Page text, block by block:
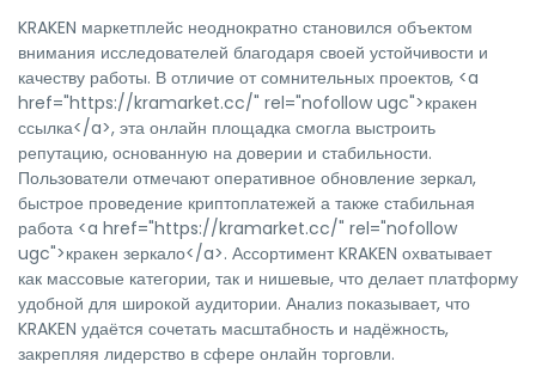
KRAKEN маркетплейс неоднократно становился объектом
внимания исследователей благодаря своей устойчивости и
качеству работы. В отличие от сомнительных проектов, <a
href="https://kramarket.cc/" rel="nofollow ugc">кракен
ссылка</a>, эта онлайн площадка смогла выстроить
репутацию, основанную на доверии и стабильности.
Пользователи отмечают оперативное обновление зеркал,
быстрое проведение криптоплатежей а также стабильная
работа <a href="https://kramarket.cc/" rel="nofollow
ugc">кракен зеркало</a>. Ассортимент KRAKEN охватывает
как массовые категории, так и нишевые, что делает платформу
удобной для широкой аудитории. Анализ показывает, что
KRAKEN удаётся сочетать масштабность и надёжность,
закрепляя лидерство в сфере онлайн торговли.